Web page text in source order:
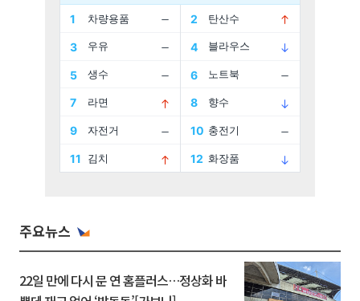
주요뉴스
22일 만에 다시 문 연 홈플러스…정상화 바